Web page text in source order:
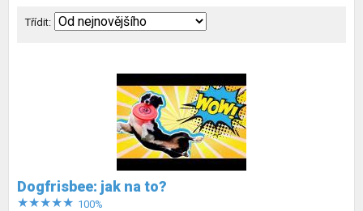
Třídit:
Dogfrisbee: jak na to?
100%